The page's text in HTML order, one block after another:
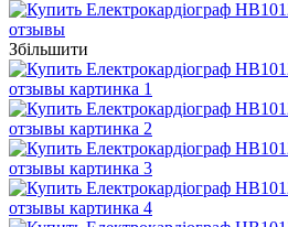
Збільшити